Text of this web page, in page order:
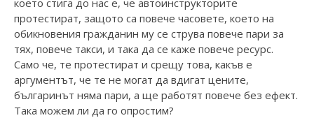
протестират, защото са повече часовете, което на
обикновения гражданин му се струва повече пари за
тях, повече такси, и така да се каже повече ресурс.
Само че, те протестират и срещу това, какъв е
аргументът, че те не могат да вдигат цените,
българинът няма пари, а ще работят повече без ефект.
Така можем ли да го опростим?